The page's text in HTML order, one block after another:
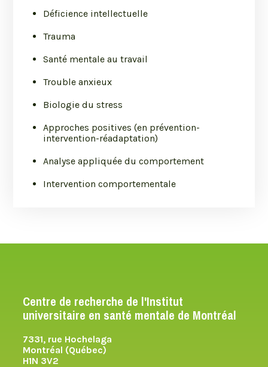
Déficience intellectuelle
Trauma
Santé mentale au travail
Trouble anxieux
Biologie du stress
Approches positives (en prévention-
intervention-réadaptation)
Analyse appliquée du comportement
Intervention comportementale
Centre de recherche de l'Institut
universitaire en santé mentale de Montréal
7331, rue Hochelaga
Montréal (Québec)
H1N 3V2